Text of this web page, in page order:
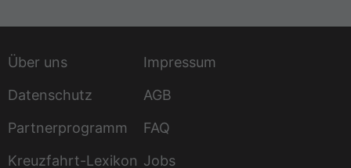
Über uns
Impressum
Datenschutz
AGB
Partnerprogramm
FAQ
Kreuzfahrt-Lexikon Jobs